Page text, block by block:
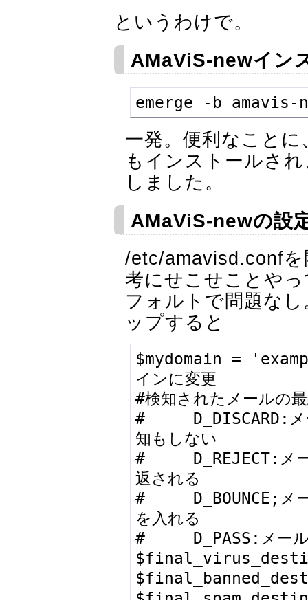
というわけで。
AMaViS-newイン
emerge -b amavis-
一発。便利なこと
もインストールさ
しました。
AMaViS-newの設
/etc/amavisd.conf
考にせこせことや
フォルトで問題な
ップすると
$mydomain =
インに変更
#検知されたメールの
#     D_DISCARD:メ
知もしない
#     D_REJECT:メー
返される
#     D_BOUNCE;メー
を入れる
#     D_PASS:メール